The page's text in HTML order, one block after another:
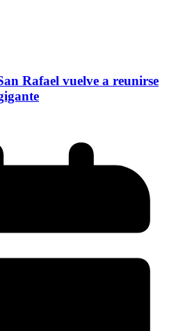
Rafael vuelve a reunirse